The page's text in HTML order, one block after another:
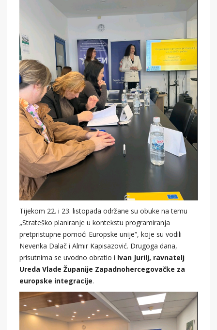
Tijekom 22. i 23. listopada održane su obuke na temu
„Strateško planiranje u kontekstu programiranja
pretpristupne pomoći Europske unije“, koje su vodili
Nevenka Dalač i Almir Kapisazović. Drugoga dana,
prisutnima se uvodno obratio i Ivan Jurilj, ravnatelj
Ureda Vlade Županije Zapadnohercegovačke za
europske integracije.